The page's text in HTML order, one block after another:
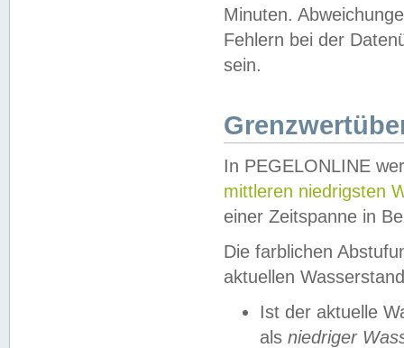
Minuten.
Fehlern bei der
sein.
In PEGELONLINE
mittleren niedrigsten
einer Zeitspanne in
Die farblichen
aktuellen
Ist der aktuelle
als niedriger